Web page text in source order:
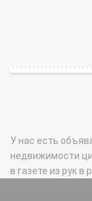
У нас есть
недвижимости
в газете из рук в